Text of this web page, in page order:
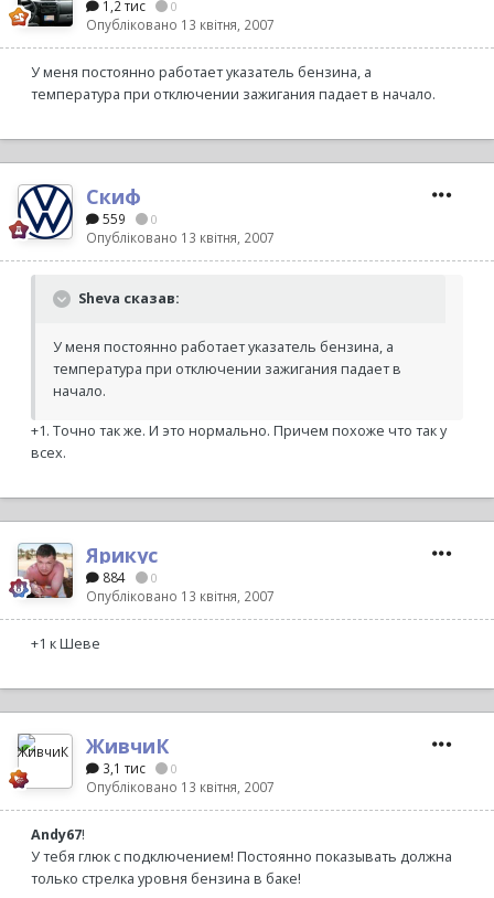
1,2 тис 0
Опубліковано 13 квітня, 2007
У меня постоянно работает указатель бензина, а
температура при отключении зажигания падает в начало.
Скиф
559 0
Опубліковано 13 квітня, 2007
Sheva сказав:
У меня постоянно работает указатель бензина, а
температура при отключении зажигания падает в
начало.
+1. Точно так же. И это нормально. Причем похоже что так у
всех.
Ярикус
884 0
Опубліковано 13 квітня, 2007
+1 к Шеве
ЖивчиК
3,1 тис 0
Опубліковано 13 квітня, 2007
Andy67!
У тебя глюк с подключением! Постоянно показывать должна
только стрелка уровня бензина в баке!